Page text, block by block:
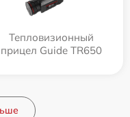
Тепловизионный
прицел Guide TR650